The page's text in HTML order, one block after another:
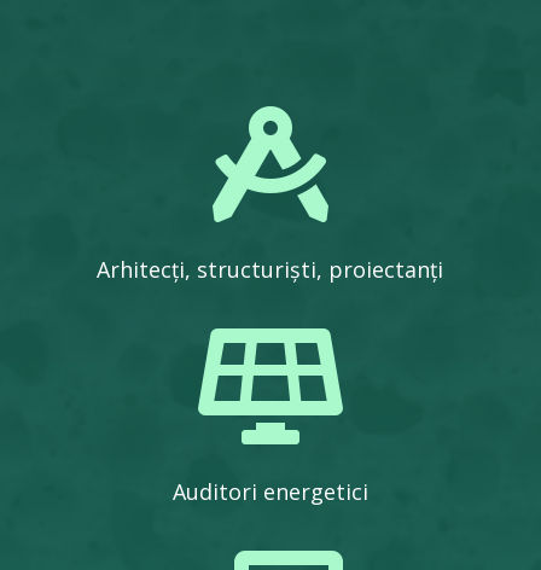

Arhitecți, structuriști, proiectanți

Auditori energetici